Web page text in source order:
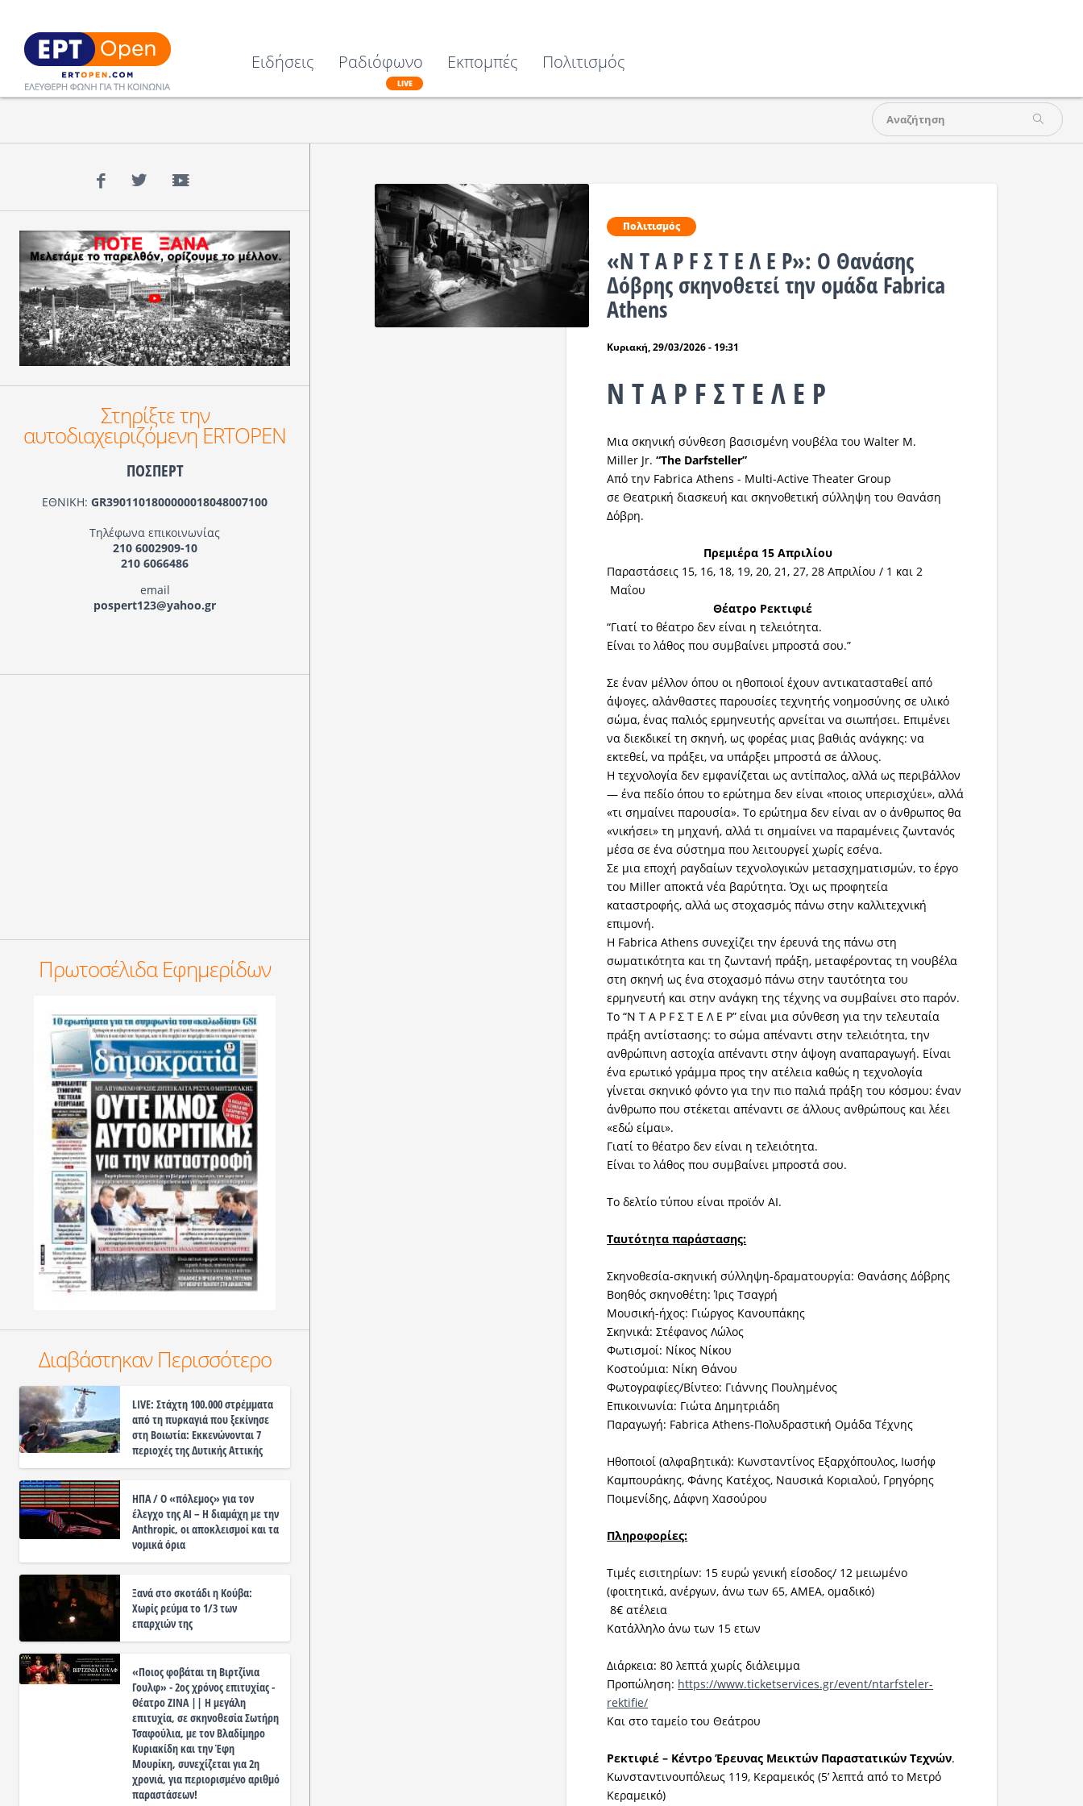
Ειδήσεις Ραδιόφωνο
LIVE
Εκπομπές Πολιτισμός
Πολιτισμός
«Ν Τ Α Ρ F Σ Τ Ε Λ Ε Ρ»: Ο Θανάσης
Δόβρης σκηνοθετεί την ομάδα Fabrica
Athens
Κυριακή, 29/03/2026 - 19:31
Ν Τ Α Ρ F Σ Τ Ε Λ Ε Ρ
Μια σκηνική σύνθεση βασισμένη νουβέλα του Walter M.
Miller Jr.“The Darfsteller”
Από την Fabrica Athens - Multi-Active Theater Group
σε Θεατρική διασκευή και σκηνοθετική σύλληψη του Θανάση
Δόβρη.
Πρεμιέρα 15 Απριλίου
Παραστάσεις 15, 16, 18, 19, 20, 21, 27, 28 Απριλίου / 1 και 2
Μαΐου
Θέατρο Ρεκτιφιέ
“Γιατί το θέατρο δεν είναι η τελειότητα.
Είναι το λάθος που συμβαίνει μπροστά σου.”
Σε έναν μέλλον όπου οι ηθοποιοί έχουν αντικατασταθεί από
άψογες, αλάνθαστες παρουσίες τεχνητής νοημοσύνης σε υλικό
σώμα, ένας παλιός ερμηνευτής αρνείται να σιωπήσει. Επιμένει
να διεκδικεί τη σκηνή, ως φορέας μιας βαθιάς ανάγκης: να
εκτεθεί, να πράξει, να υπάρξει μπροστά σε άλλους.
Η τεχνολογία δεν εμφανίζεται ως αντίπαλος, αλλά ως περιβάλλον
— ένα πεδίο όπου το ερώτημα δεν είναι «ποιος υπερισχύει», αλλά
«τι σημαίνει παρουσία». Το ερώτημα δεν είναι αν ο άνθρωπος θα
«νικήσει» τη μηχανή, αλλά τι σημαίνει να παραμένεις ζωντανός
μέσα σε ένα σύστημα που λειτουργεί χωρίς εσένα.
Σε μια εποχή ραγδαίων τεχνολογικών μετασχηματισμών, το έργο
του Miller αποκτά νέα βαρύτητα. Όχι ως προφητεία
καταστροφής, αλλά ως στοχασμός πάνω στην καλλιτεχνική
επιμονή.
Η Fabrica Athens συνεχίζει την έρευνά της πάνω στη
σωματικότητα και τη ζωντανή πράξη, μεταφέροντας τη νουβέλα
στη σκηνή ως ένα στοχασμό πάνω στην ταυτότητα του
ερμηνευτή και στην ανάγκη της τέχνης να συμβαίνει στο παρόν.
Το “Ν Τ Α Ρ F Σ Τ Ε Λ Ε Ρ” είναι μια σύνθεση για την τελευταία
πράξη αντίστασης: το σώμα απέναντι στην τελειότητα, την
ανθρώπινη αστοχία απέναντι στην άψογη αναπαραγωγή. Είναι
ένα ερωτικό γράμμα προς την ατέλεια καθώς η τεχνολογία
γίνεται σκηνικό φόντο για την πιο παλιά πράξη του κόσμου: έναν
άνθρωπο που στέκεται απέναντι σε άλλους ανθρώπους και λέει
«εδώ είμαι».
Γιατί το θέατρο δεν είναι η τελειότητα.
Είναι το λάθος που συμβαίνει μπροστά σου.
Το δελτίο τύπου είναι προϊόν AI.
Ταυτότητα παράστασης:
Σκηνοθεσία-σκηνική σύλληψη-δραματουργία: Θανάσης Δόβρης
Βοηθός σκηνοθέτη: Ίρις Τσαγρή
Μουσική-ήχος: Γιώργος Κανουπάκης
Σκηνικά: Στέφανος Λώλος
Φωτισμοί: Νίκος Νίκου
Κοστούμια: Νίκη Θάνου
Φωτογραφίες/Βίντεο: Γιάννης Πουλημένος
Επικοινωνία: Γιώτα Δημητριάδη
Παραγωγή: Fabrica Athens-Πολυδραστική Ομάδα Τέχνης
Ηθοποιοί (αλφαβητικά): Κωνσταντίνος Εξαρχόπουλος, Ιωσήφ
Καμπουράκης, Φάνης Κατέχος, Ναυσικά Κοριαλού, Γρηγόρης
Ποιμενίδης, Δάφνη Χασούρου
Πληροφορίες:
Τιμές εισιτηρίων: 15 ευρώ γενική είσοδος/ 12 μειωμένο
(φοιτητικά, ανέργων, άνω των 65, ΑΜΕΑ, ομαδικό)
8€ ατέλεια
Kατάλληλο άνω των 15 ετων
Διάρκεια: 80 λεπτά χωρίς διάλειμμα
Προπώληση: https://www.ticketservices.gr/event/ntarfsteler-
rektifie/
Και στο ταμείο του Θεάτρου
Ρεκτιφιέ – Κέντρο Έρευνας Μεικτών Παραστατικών Τεχνών.
Κωνσταντινουπόλεως 119, Κεραμεικός (5’ λεπτά από το Μετρό
Κεραμεικό)
Facebook
TwitterYouTube
Στηρίξτε την
αυτοδιαχειριζόμενη ERTOPEN
ΠΟΣΠΕΡΤ
ΕΘΝΙΚΗ: GR3901101800000018048007100
Τηλέφωνα επικοινωνίας
210 6002909-10
210 6066486
email
pospert123@yahoo.gr
Πρωτοσέλιδα Εφημερίδων
Διαβάστηκαν Περισσότερο
LIVE: Στάχτη 100.000 στρέμματα
από τη πυρκαγιά που ξεκίνησε
στη Βοιωτία: Εκκενώνονται 7
περιοχές της Δυτικής Αττικής
ΗΠΑ / Ο «πόλεμος» για τον
έλεγχο της ΑΙ – Η διαμάχη με την
Anthropic, οι αποκλεισμοί και τα
νομικά όρια
Ξανά στο σκοτάδι η Κούβα:
Χωρίς ρεύμα το 1/3 των
επαρχιών της
«Ποιος φοβάται τη Βιρτζίνια
Γουλφ» - 2ος χρόνος επιτυχίας -
Θέατρο ΖΙΝΑ || Η μεγάλη
επιτυχία, σε σκηνοθεσία Σωτήρη
Τσαφούλια, με τον Βλαδίμηρο
Κυριακίδη και την Έφη
Μουρίκη, συνεχίζεται για 2η
χρονιά, για περιορισμένο αριθμό
παραστάσεων!